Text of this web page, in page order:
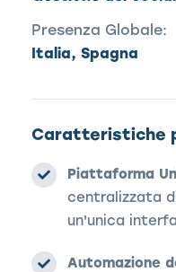
Presenza Globale:
Italia, Spagna
Caratteristiche
Piattaforma
centralizzata
un'unica
Automazione